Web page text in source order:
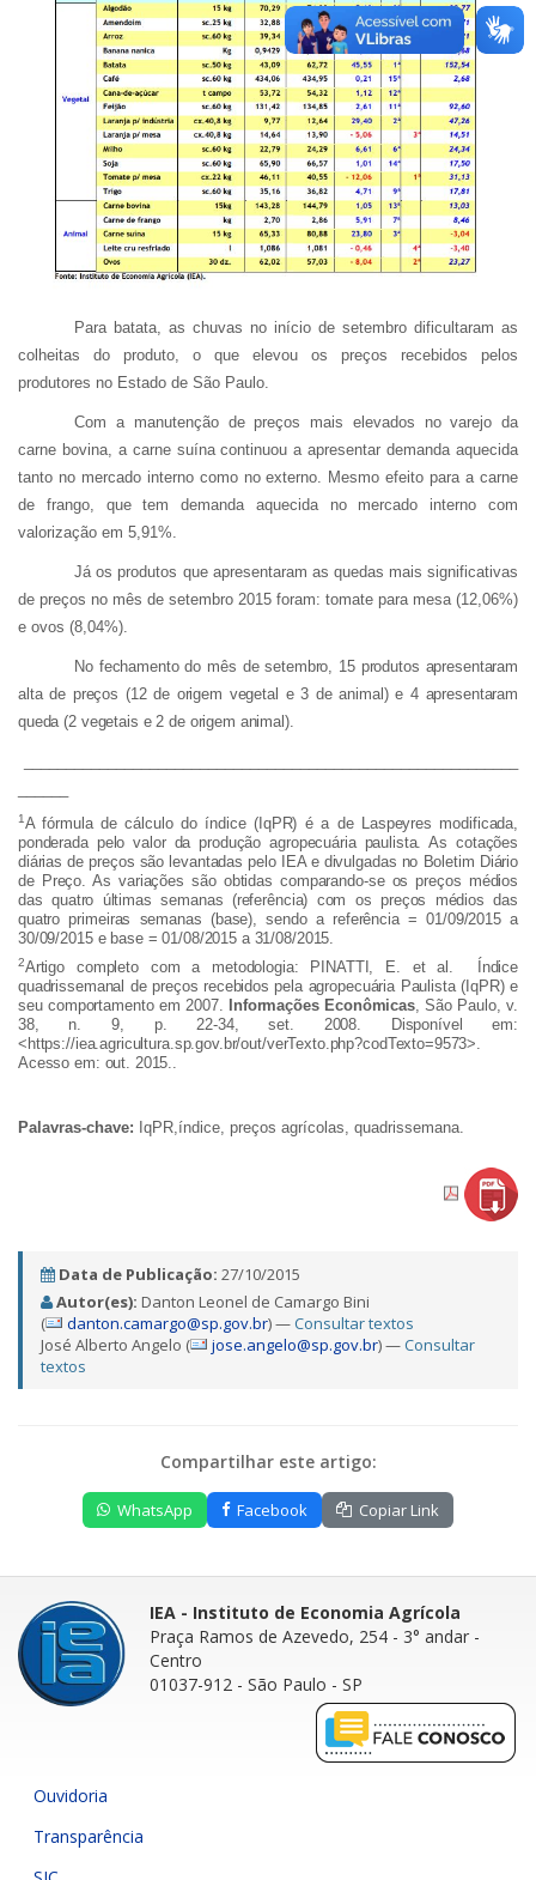
Para batata, as chuvas no início de setembro dificultaram as
colheitas do produto, o que elevou os preços recebidos pelos
produtores no Estado de São Paulo.
Com a manutenção de preços mais elevados no varejo da
carne bovina, a carne suína continuou a apresentar demanda aquecida
tanto no mercado interno como no externo. Mesmo efeito para a carne
de frango, que tem demanda aquecida no mercado interno com
valorização em 5,91%.
Já os produtos que apresentaram as quedas mais significativas
de preços no mês de setembro 2015 foram: tomate para mesa (12,06%)
e ovos (8,04%).
No fechamento do mês de setembro, 15 produtos apresentaram
alta de preços (12 de origem vegetal e 3 de animal) e 4 apresentaram
queda (2 vegetais e 2 de origem animal).
1A fórmula de cálculo do índice (IqPR) é a de Laspeyres modificada,
ponderada pelo valor da produção agropecuária paulista. As cotações
diárias de preços são levantadas pelo IEA e divulgadas no Boletim Diário
de Preço. As variações são obtidas comparando-se os preços médios
das quatro últimas semanas (referência) com os preços médios das
quatro primeiras semanas (base), sendo a referência = 01/09/2015 a
30/09/2015 e base = 01/08/2015 a 31/08/2015.
2Artigo completo com a metodologia: PINATTI, E. et al. Índice
quadrissemanal de preços recebidos pela agropecuária Paulista (IqPR) e
seu comportamento em 2007. Informações Econômicas, São Paulo, v.
38, n. 9, p. 22-34, set. 2008. Disponível em:
<https://iea.agricultura.sp.gov.br/out/verTexto.php?codTexto=9573>.
Acesso em: out. 2015..
Palavras-chave: IqPR,índice, preços agrícolas, quadrissemana.
Data de Publicação: 27/10/2015
Autor(es): Danton Leonel de Camargo Bini
(
danton.camargo@sp.gov.br) —Consultar textos
José Alberto Angelo (
jose.angelo@sp.gov.br) —Consultar
textos
Compartilhar este artigo:
WhatsApp Facebook Copiar Link
IEA - Instituto de Economia Agrícola
Praça Ramos de Azevedo, 254 - 3° andar -
Centro
01037-912 - São Paulo - SP
Ouvidoria
Transparência